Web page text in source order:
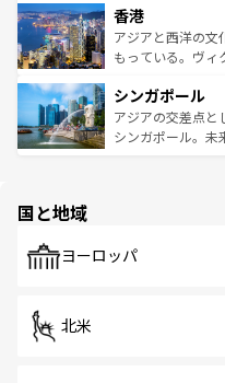
とつ。フォーやバ
ひ現地で味わいた
が旅行者を迎えて
参照してほしい。
の活気が交差して
帯で自然と触れ合
いビーチでリゾー
激する。気候は一
が待っている。親
た文化、そして多
香港
アジアと西洋の文
もっている。ヴィ
み、どこを訪れて
ており、効率よく
うな絶景から文化
シンガポール
アジアの交差点と
シンガポール。未
で、ホーカーズは
国と地域
ヨーロッパ
北米